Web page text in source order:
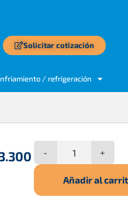
Solicitar cotización
/ refrigeración
- +
Añadir al